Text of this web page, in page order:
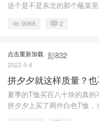
这个是不是东北的那个蘸菜
9968 2
点击重新加载 彭832
2022-5-6
拼夕夕就这样质量？
夏季的T恤买百八十块的真
拼夕夕上买了两件白色T恤，